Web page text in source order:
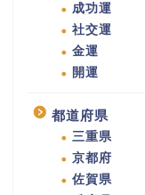
成功運
社交運
金運
開運
都道府県
三重県
京都府
佐賀県